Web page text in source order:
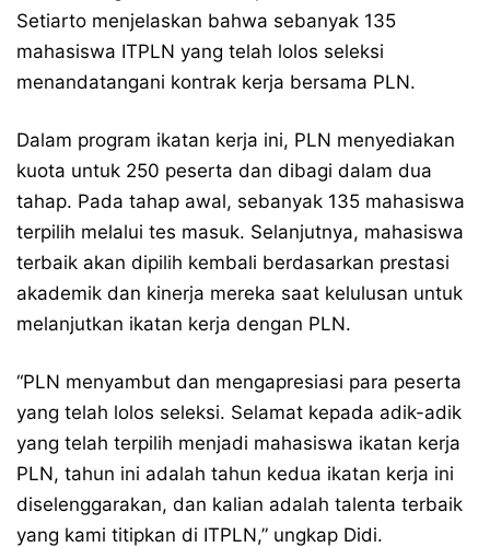
Setiarto menjelaskan bahwa sebanyak 135
mahasiswa ITPLN yang telah lolos seleksi
menandatangani kontrak kerja bersama PLN.
Dalam program ikatan kerja ini, PLN menyediakan
kuota untuk 250 peserta dan dibagi dalam dua
tahap. Pada tahap awal, sebanyak 135 mahasiswa
terpilih melalui tes masuk. Selanjutnya, mahasiswa
terbaik akan dipilih kembali berdasarkan prestasi
akademik dan kinerja mereka saat kelulusan untuk
melanjutkan ikatan kerja dengan PLN.
“PLN menyambut dan mengapresiasi para peserta
yang telah lolos seleksi. Selamat kepada adik-adik
yang telah terpilih menjadi mahasiswa ikatan kerja
PLN, tahun ini adalah tahun kedua ikatan kerja ini
diselenggarakan, dan kalian adalah talenta terbaik
yang kami titipkan di ITPLN,” ungkap Didi.